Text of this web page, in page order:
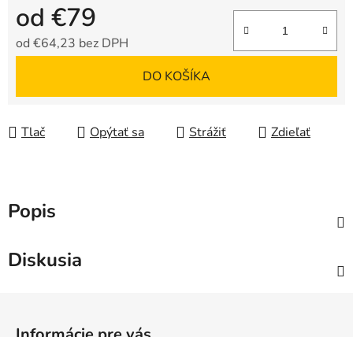
od €79
od €64,23 bez DPH
DO KOŠÍKA
Tlač Opýtať sa Strážiť Zdieľať
Popis
Diskusia